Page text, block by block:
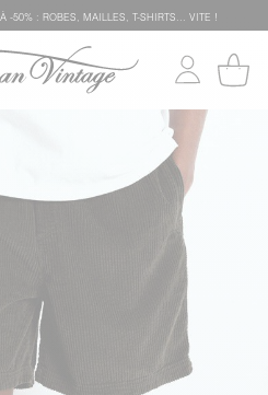
-50% : ROBES, MAILLES, T-SHIRTS... VITE !